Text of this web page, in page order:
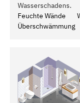
Wasserschadens.
Feuchte Wände
Überschwämmung